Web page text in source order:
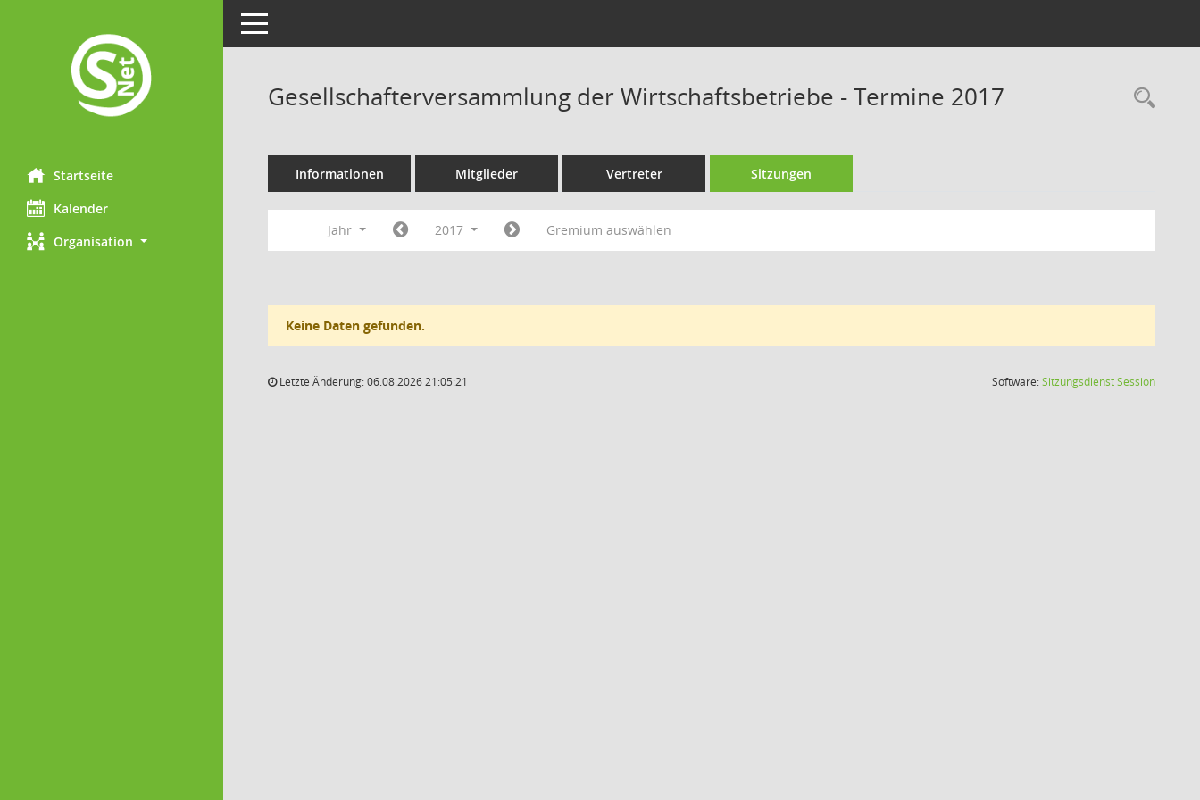
Startseite
Kalender
Organisation
Toggle navigation
Gesellschafterversammlung der Wirtschaftsbetriebe - Termine 2017
Informationen Mitglieder Vertreter Sitzungen
Jahr 2017 Gremium auswählen
Keine Daten gefunden.
Letzte Änderung: 06.08.2026 21:05:21 Software:SitzungsdienstSession(Wird in